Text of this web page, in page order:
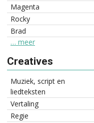
Magenta
Rocky
Brad
… meer
Creatives
Muziek, script en
liedteksten
Vertaling
Regie